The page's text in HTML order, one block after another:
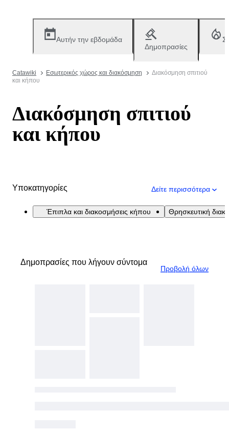
Αυτήν την εβδομάδα
Δημοπρασίες
Catawiki Εσωτερικός χώρος και διακόσμηση
Διακόσμηση σπιτιού
και κήπου
Διακόσμηση σπιτιού
και κήπου
Υποκατηγορίες Δείτε περισσότερα
Έπιπλα και διακοσμήσεις κήπου Θρησκευτική
Δημοπρασίες που λήγουν σύντομα
Προβολή όλων